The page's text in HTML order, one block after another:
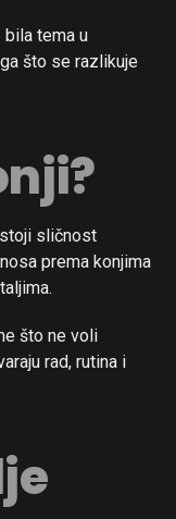
bila tema u
što se razlikuje
sličnost
prema konjima
što ne voli
rad, rutina i